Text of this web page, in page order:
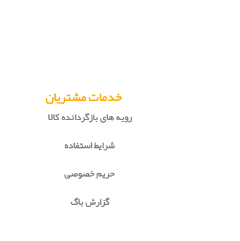
خدمات مشتریان
رویه های بازگردانده کالا
شرایط استفاده
حریم خصوصی
گزارش باگ